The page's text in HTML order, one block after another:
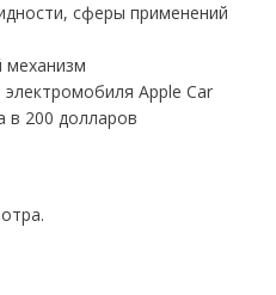
сферы применений
механизм
Apple Car
в 200 долларов